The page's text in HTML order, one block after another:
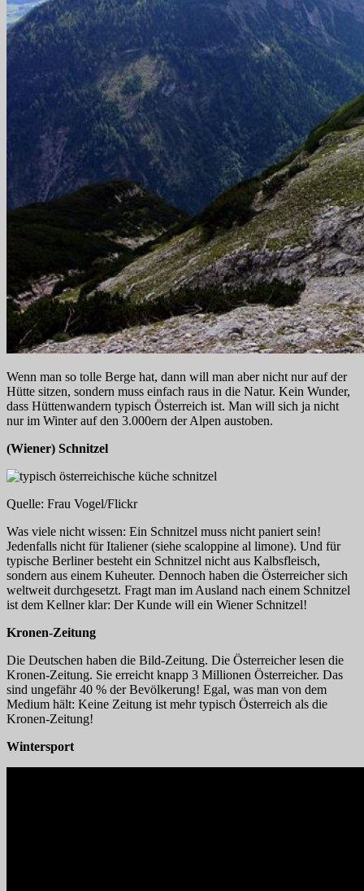
Wenn man so tolle Berge hat, dann will man aber nicht nur auf der
Hütte sitzen, sondern muss einfach raus in die Natur. Kein Wunder,
dass Hüttenwandern typisch Österreich ist. Man will sich ja nicht
nur im Winter auf den 3.000ern der Alpen austoben.
(Wiener) Schnitzel
Quelle: Frau Vogel/Flickr
Was viele nicht wissen: Ein Schnitzel muss nicht paniert sein!
Jedenfalls nicht für Italiener (siehe scaloppine al limone). Und für
typische Berliner besteht ein Schnitzel nicht aus Kalbsfleisch,
sondern aus einem Kuheuter. Dennoch haben die Österreicher sich
weltweit durchgesetzt. Fragt man im Ausland nach einem Schnitzel
ist dem Kellner klar: Der Kunde will ein Wiener Schnitzel!
Kronen-Zeitung
Die Deutschen haben die Bild-Zeitung. Die Österreicher lesen die
Kronen-Zeitung. Sie erreicht knapp 3 Millionen Österreicher. Das
sind ungefähr 40 % der Bevölkerung! Egal, was man von dem
Medium hält: Keine Zeitung ist mehr typisch Österreich als die
Kronen-Zeitung!
Wintersport